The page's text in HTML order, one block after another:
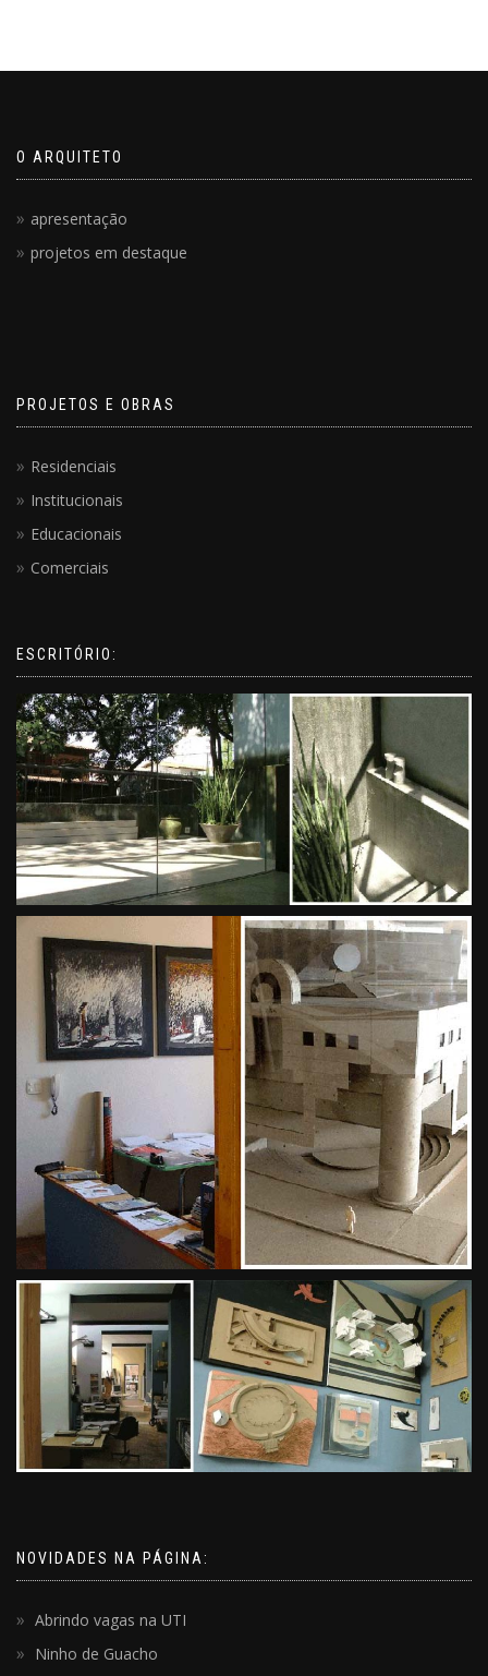
O ARQUITETO
apresentação
projetos em destaque
PROJETOS E OBRAS
Residenciais
Institucionais
Educacionais
Comerciais
ESCRITÓRIO:
NOVIDADES NA PÁGINA:
Abrindo vagas na UTI
Ninho de Guacho